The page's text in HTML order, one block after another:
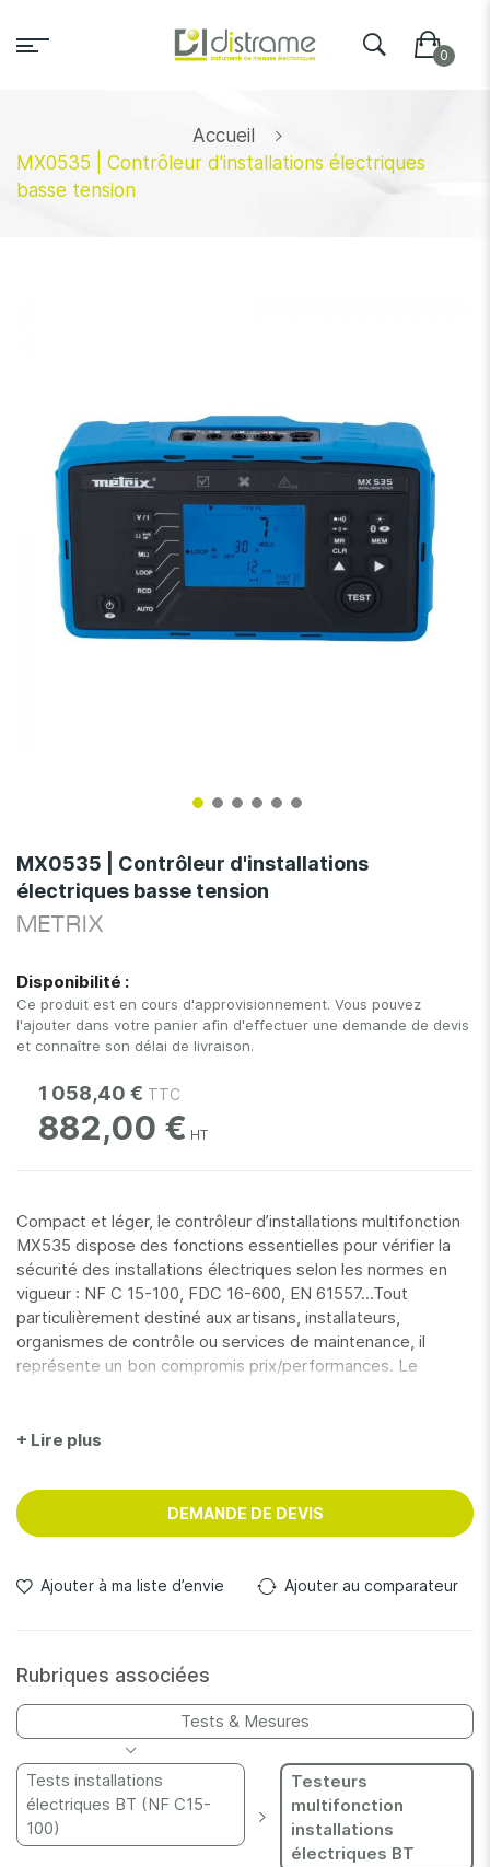
Accueil
MX0535 | Contrôleur d'installations électriques
basse tension
images
gallery
to
the
beginning
of
images
gallery
MX0535 | Contrôleur d'installations
électriques basse tension
METRIX
Disponibilité :
Ce produit est en cours d'approvisionnement. Vous pouvez
l'ajouter dans votre panier afin d'effectuer une demande de devis
et connaître son délai de livraison.
1 058,40 €
882,00 €
Compact et léger, le contrôleur d’installations multifonction
MX535 dispose des fonctions essentielles pour vérifier la
sécurité des installations électriques selon les normes en
vigueur : NF C 15-100, FDC 16-600, EN 61557...Tout
particulièrement destiné aux artisans, installateurs,
organismes de contrôle ou services de maintenance, il
représente un bon compromis prix/performances. Le
terre est réalisée par la méthode à piquet et la mesure de
travailler les mains libres : un boîtier aimanté, une sangle tour
de cou, des béquilles solidaires.
+ Lire plus
DEMANDE DE DEVIS
Ajouter à ma liste d’envie Ajouter au comparateur
Rubriques associées
Tests & Mesures
Tests installations
électriques BT (NF C15-
100)
Testeurs
multifonction
installations
électriques BT